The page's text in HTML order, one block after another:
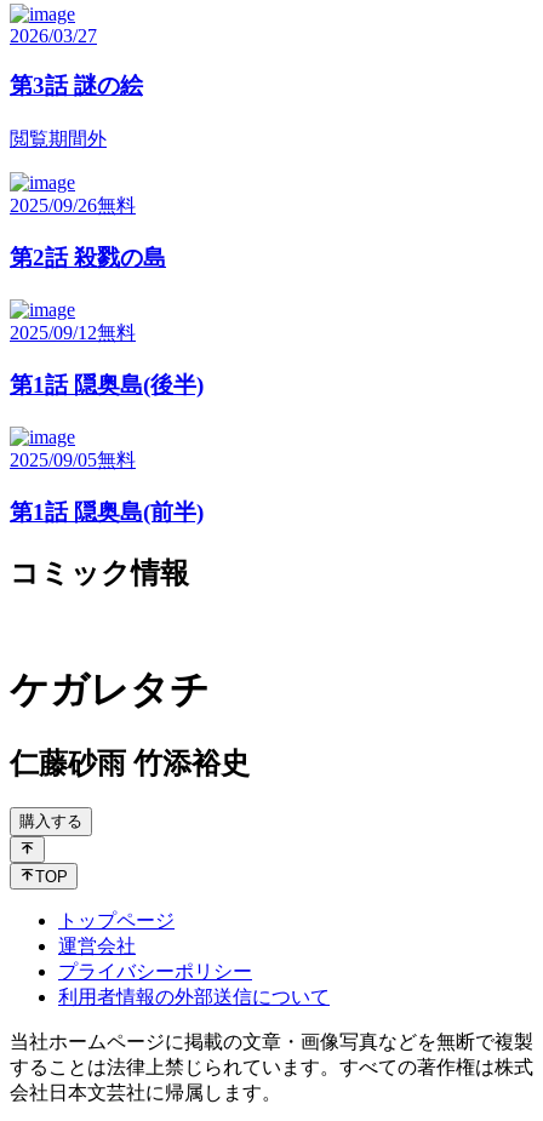
2026/03/27
第3話 謎の絵
閲覧期間外
2025/09/26無料
第2話 殺戮の島
2025/09/12無料
第1話 隠奥島(後半)
2025/09/05無料
第1話 隠奥島(前半)
コミック情報
ケガレタチ
仁藤砂雨 竹添裕史
購入する
TOP
トップページ
運営会社
プライバシーポリシー
利用者情報の外部送信について
当社ホームページに掲載の文章・画像写真などを無断で複製
することは法律上禁じられています。すべての著作権は株式
会社日本文芸社に帰属します。